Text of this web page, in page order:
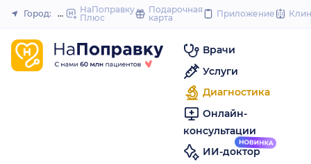
to
Закрыть
Город: Нижний Новгород
НаПоправку
Плюс
Подарочная
карта
Приложение
Врачи
Услуги
Диагностика
Онлайн-
консультации
ИИ-доктор